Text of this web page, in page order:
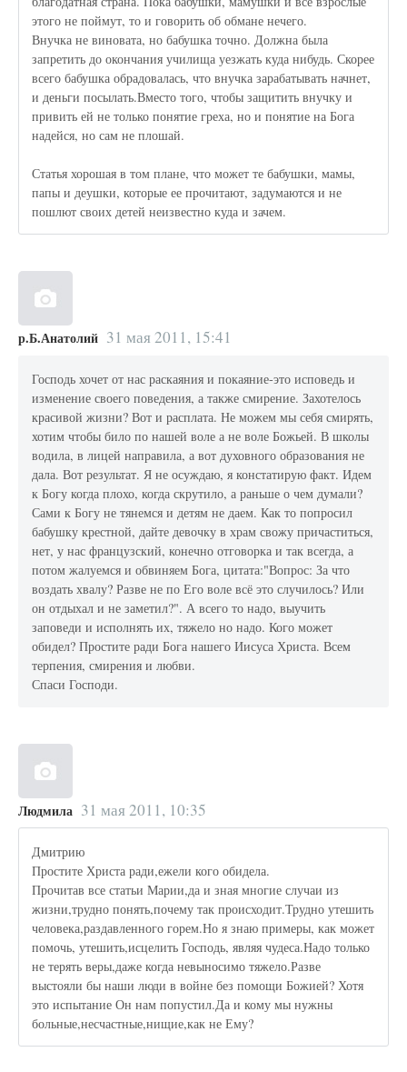
этого не поймут, то и говорить об обмане нечего.
Внучка не виновата, но бабушка точно. Должна была
запретить до окончания училища уезжать куда нибудь. Скорее
всего бабушка обрадовалась, что внучка зарабатывать начнет,
и деньги посылать.Вместо того, чтобы защитить внучку и
привить ей не только понятие греха, но и понятие на Бога
надейся, но сам не плошай.
Статья хорошая в том плане, что может те бабушки, мамы,
папы и деушки, которые ее прочитают, задумаются и не
пошлют своих детей неизвестно куда и зачем.
р.Б.Анатолий 31 мая 2011, 15:41
Господь хочет от нас раскаяния и покаяние-это исповедь и
изменение своего поведения, а также смирение. Захотелось
красивой жизни? Вот и расплата. Не можем мы себя смирять,
хотим чтобы било по нашей воле а не воле Божьей. В школы
водила, в лицей направила, а вот духовного образования не
дала. Вот результат. Я не осуждаю, я констатирую факт. Идем
к Богу когда плохо, когда скрутило, а раньше о чем думали?
Сами к Богу не тянемся и детям не даем. Как то попросил
бабушку крестной, дайте девочку в храм свожу причаститься,
нет, у нас французский, конечно отговорка и так всегда, а
потом жалуемся и обвиняем Бога, цитата:"Вопрос: За что
воздать хвалу? Разве не по Его воле всё это случилось? Или
он отдыхал и не заметил?". А всего то надо, выучить
заповеди и исполнять их, тяжело но надо. Кого может
обидел? Простите ради Бога нашего Иисуса Христа. Всем
терпения, смирения и любви.
Спаси Господи.
Людмила 31 мая 2011, 10:35
Дмитрию
Простите Христа ради,ежели кого обидела.
Прочитав все статьи Марии,да и зная многие случаи из
жизни,трудно понять,почему так происходит.Трудно утешить
человека,раздавленного горем.Но я знаю примеры, как может
помочь, утешить,исцелить Господь, являя чудеса.Надо только
не терять веры,даже когда невыносимо тяжело.Разве
выстояли бы наши люди в войне без помощи Божией? Хотя
это испытание Он нам попустил.Да и кому мы нужны
больные,несчастные,нищие,как не Ему?